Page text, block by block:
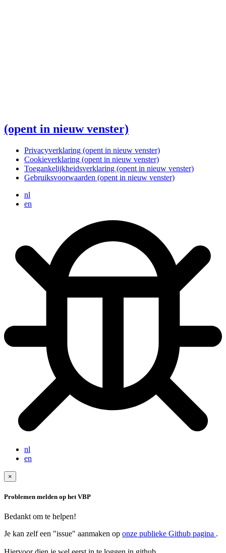
(opent in nieuw venster)
Privacyverklaring (opent in nieuw venster)
Cookieverklaring (opent in nieuw venster)
Toegankelijkheidsverklaring (opent in nieuw venster)
Gebruiksvoorwaarden (opent in nieuw venster)
nl
en
nl
en
×
Problemen melden op het VBP
Bedankt om te helpen!
Je kan zelf een "issue" aanmaken op onze publieke Github pagina .